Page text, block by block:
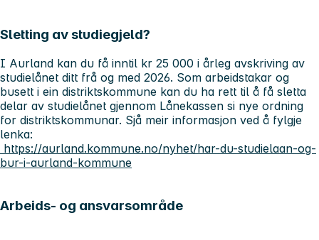
Sletting av studiegjeld?
I Aurland kan du få inntil kr 25 000 i årleg avskriving av
studielånet ditt frå og med 2026. Som arbeidstakar og
busett i ein distriktskommune kan du ha rett til å få sletta
delar av studielånet gjennom Lånekassen si nye ordning
for distriktskommunar. Sjå meir informasjon ved å fylgje
lenka:
https://aurland.kommune.no/nyhet/har-du-studielaan-og-
bur-i-aurland-kommune
Arbeids- og ansvarsområde